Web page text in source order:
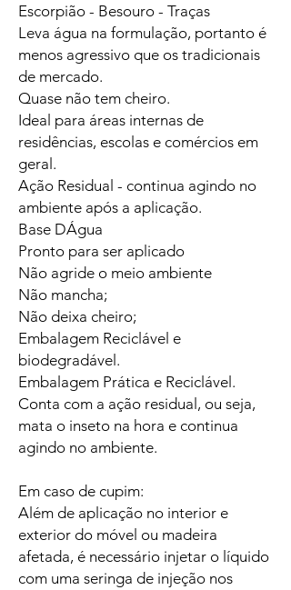
Escorpião - Besouro - Traças
Leva água na formulação, portanto é
menos agressivo que os tradicionais
de mercado.
Quase não tem cheiro.
Ideal para áreas internas de
residências, escolas e comércios em
geral.
Ação Residual - continua agindo no
ambiente após a aplicação.
Base DÁgua
Pronto para ser aplicado
Não agride o meio ambiente
Não mancha;
Não deixa cheiro;
Embalagem Reciclável e
biodegradável.
Embalagem Prática e Reciclável.
Conta com a ação residual, ou seja,
mata o inseto na hora e continua
agindo no ambiente.
Em caso de cupim:
Além de aplicação no interior e
exterior do móvel ou madeira
afetada, é necessário injetar o líquido
com uma seringa de injeção nos